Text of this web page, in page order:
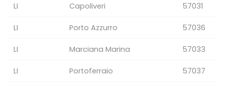
LI Capoliveri 57031
LI Porto Azzurro 57036
LI Marciana Marina 57033
LI Portoferraio 57037